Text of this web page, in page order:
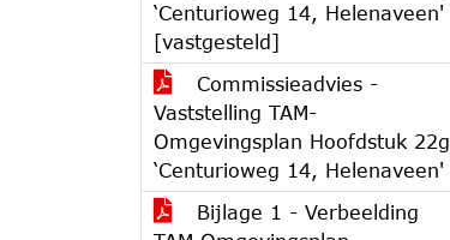
‘Centurioweg 14, Helenaveen'
[vastgesteld]
Commissieadvies -
Vaststelling TAM-
Omgevingsplan Hoofdstuk 22g
‘Centurioweg 14, Helenaveen'
Bijlage 1 - Verbeelding